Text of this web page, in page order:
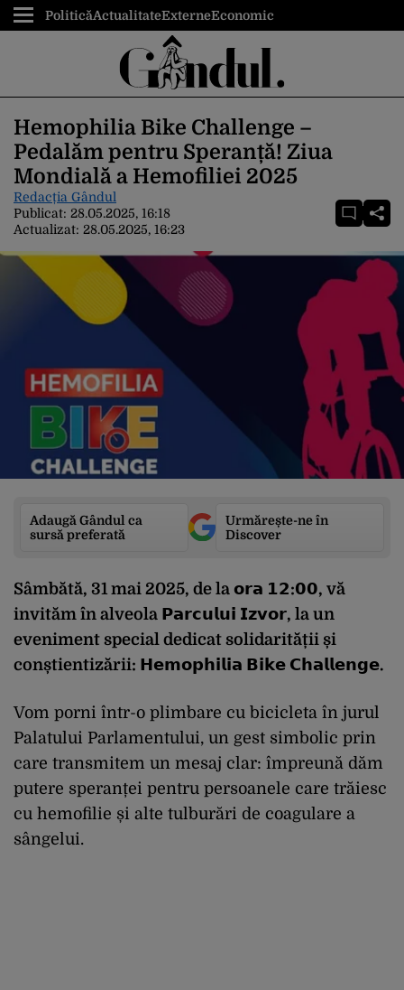
PoliticăActualitateExterneEconomic
Hemophilia Bike Challenge –
Pedalăm pentru Speranță! Ziua
Mondială a Hemofiliei 2025
Redacția Gândul
Publicat: 28.05.2025, 16:18
Actualizat: 28.05.2025, 16:23
Adaugă Gândul ca
sursă preferată
Urmărește-ne în
Discover
Sâmbătă, 31 mai 2025, de la 𝗼𝗿𝗮 𝟭𝟮:𝟬𝟬, vă
invităm în alveola 𝗣𝗮𝗿𝗰𝘂𝗹𝘂𝗶 𝗜𝘇𝘃𝗼𝗿, la un
eveniment special dedicat solidarității și
conștientizării: 𝗛𝗲𝗺𝗼𝗽𝗵𝗶𝗹𝗶𝗮 𝗕𝗶𝗸𝗲 𝗖𝗵𝗮𝗹𝗹𝗲𝗻𝗴𝗲.
Vom porni într-o plimbare cu bicicleta în jurul
Palatului Parlamentului, un gest simbolic prin
care transmitem un mesaj clar: împreună dăm
putere speranței pentru persoanele care trăiesc
cu hemofilie și alte tulburări de coagulare a
sângelui.